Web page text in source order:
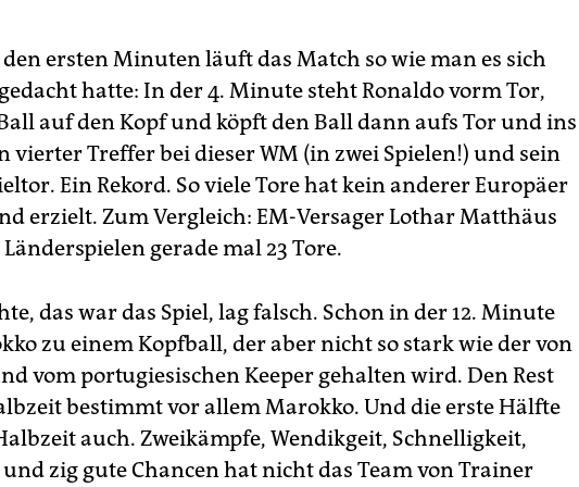
ersten Minuten läuft das Match so wie man es sich
hatte: In der 4. Minute steht Ronaldo vorm Tor,
auf den Kopf und köpft den Ball dann aufs Tor und ins
vierter Treffer bei dieser WM (in zwei Spielen!) und sein
Ein Rekord. So viele Tore hat kein anderer Europäer
erzielt. Zum Vergleich: EM-Versager Lothar Matthäus
Länderspielen gerade mal 23 Tore.
das war das Spiel, lag falsch. Schon in der 12. Minute
zu einem Kopfball, der aber nicht so stark wie der von
vom portugiesischen Keeper gehalten wird. Den Rest
bestimmt vor allem Marokko. Und die erste Hälfte
auch. Zweikämpfe, Wendikgeit, Schnelligkeit,
zig gute Chancen hat nicht das Team von Trainer